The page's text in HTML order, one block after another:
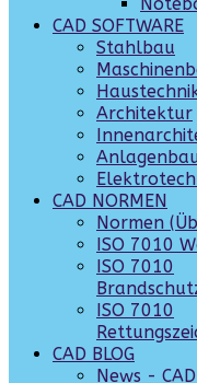
CAD SOFTWARE
Stahlbau
Architektur
CAD NORMEN
Normen
ISO 7010
ISO 7010
ISO 7010
CAD BLOG
News -